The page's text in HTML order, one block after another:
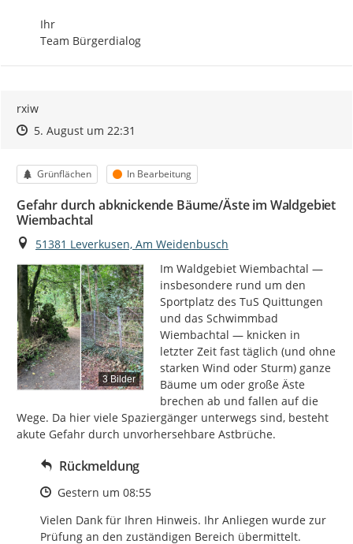
Ihr
Team Bürgerdialog
rxiw
Zeitpunkt des Erstellens
Zeitpunkt des Erstellens
5. August um 22:31
Kategorie
Grünflächen Status
In Bearbeitung
Gefahr durch abknickende Bäume/Äste im Waldgebiet
Wiembachtal
Ort
51381 Leverkusen, Am Weidenbusch
3 Bilder
Im Waldgebiet Wiembachtal —
insbesondere rund um den
Sportplatz des TuS Quittungen
und das Schwimmbad
Wiembachtal — knicken in
letzter Zeit fast täglich (und ohne
starken Wind oder Sturm) ganze
Bäume um oder große Äste
brechen ab und fallen auf die
Wege. Da hier viele Spaziergänger unterwegs sind, besteht
akute Gefahr durch unvorhersehbare Astbrüche.
Rückmeldung
Zeitpunkt des Erstellens
Gestern um 08:55
Vielen Dank für Ihren Hinweis. Ihr Anliegen wurde zur
Prüfung an den zuständigen Bereich übermittelt.